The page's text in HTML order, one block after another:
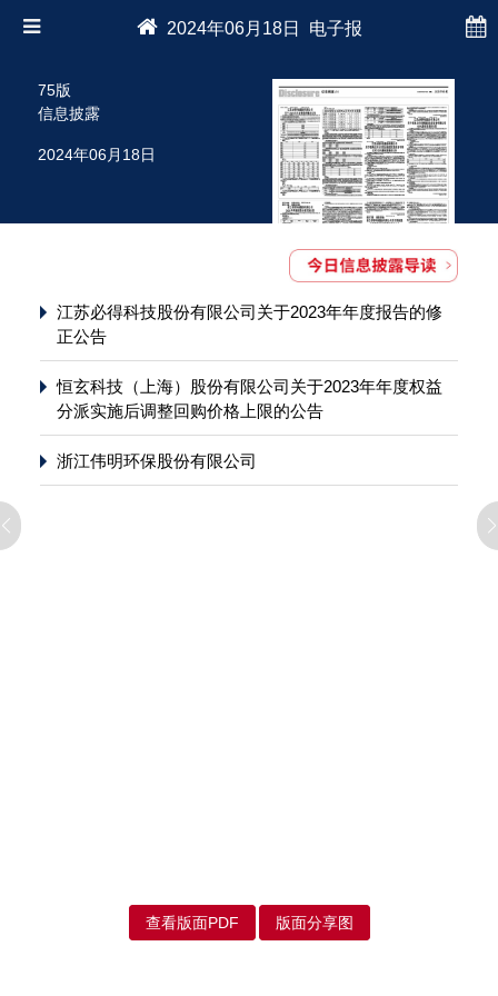
2024年06月18日 电子报
75版
信息披露
2024年06月18日
江苏必得科技股份有限公司关于2023年年度报告的修
正公告
恒玄科技（上海）股份有限公司关于2023年年度权益
分派实施后调整回购价格上限的公告
浙江伟明环保股份有限公司
查看版面PDF 版面分享图